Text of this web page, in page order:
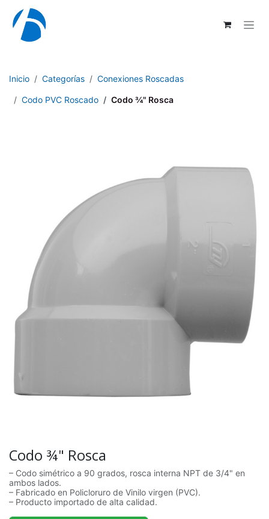
Ir al contenido
Inicio Categorías Conexiones Roscadas
Codo PVC Roscado Codo ¾" Rosca
Codo ¾" Rosca
– Codo simétrico a 90 grados, rosca interna NPT de 3/4" en
ambos lados.
– Fabricado en Policloruro de Vinilo virgen (PVC).
– Producto importado de alta calidad.